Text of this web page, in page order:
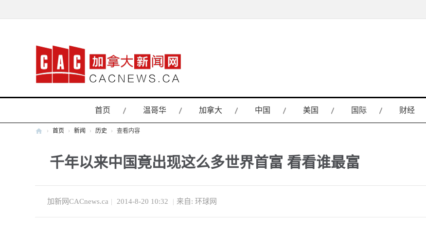
首页 温哥华 加拿大 中国 美国 国际 财经
新
网
› 首页 › 新闻 › 历史 › 查看内容
千年以来中国竟出现这么多世界首富 看看谁最富
加新网CACnews.ca | 2014-8-20 10:32 | 来自: 环球网